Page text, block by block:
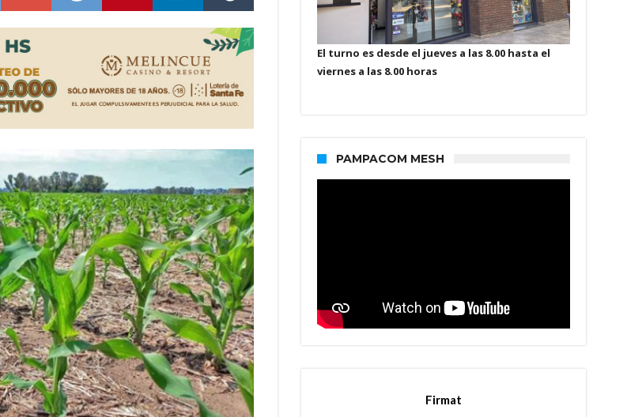
El turno es desde el jueves a las 8.00 hasta el
viernes a las 8.00 horas
PAMPACOM MESH
Firmat